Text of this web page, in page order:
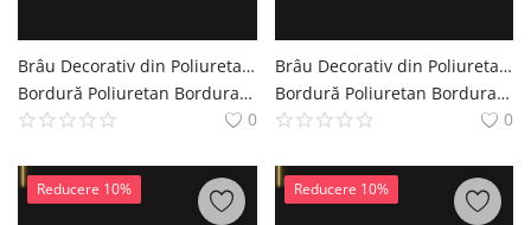
Brâu Decorativ din Poliuretan 9x4 cm Pattern Relief P82058
Bordură Poliuretan Bordura Brau Decoratiuni Casa polure
0
Brâu Decorativ din Poliuretan cu Model Sculptat 9 cm
Bordură Poliuretan Bordura Brau Decoratiuni Casa polure
0
Reducere 10% Reducere 10%